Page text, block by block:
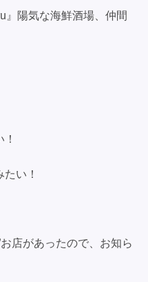
』陽気な海鮮酒場、仲間
い！
店があったので、お知ら